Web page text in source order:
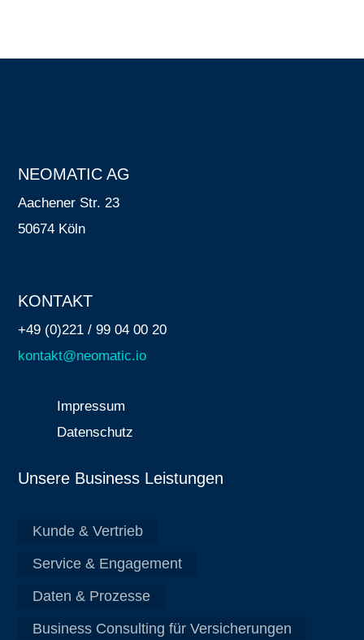
NEOMATIC AG
Aachener Str. 23
50674 Köln
KONTAKT
+49 (0)221 / 99 04 00 20
kontakt@neomatic.io
Impressum
Datenschutz
Unsere Business Leistungen
Kunde & Vertrieb
Service & Engagement
Daten & Prozesse
Business Consulting für Versicherungen